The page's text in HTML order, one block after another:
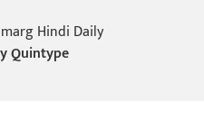
Hindi Daily
Quintype